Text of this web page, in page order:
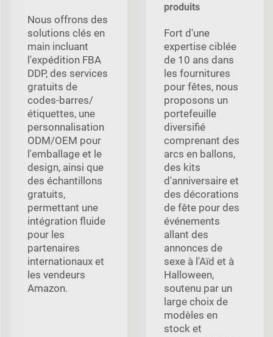
Nous offrons des
solutions clés en
main incluant
l'expédition FBA
DDP, des services
gratuits de
codes-barres/
étiquettes, une
personnalisation
ODM/OEM pour
l'emballage et le
design, ainsi que
des échantillons
gratuits,
permettant une
intégration fluide
pour les
partenaires
internationaux et
les vendeurs
Amazon.
produits
Fort d'une
expertise ciblée
de 10 ans dans
les fournitures
pour fêtes, nous
proposons un
portefeuille
diversifié
comprenant des
arcs en ballons,
des kits
d'anniversaire et
des décorations
de fête pour des
événements
allant des
annonces de
sexe à l'Aïd et à
Halloween,
soutenu par un
large choix de
modèles en
stock et